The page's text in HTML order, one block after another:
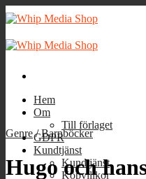
Skip
to
Hem
Om
Till förlaget
GDPR
Kundtjänst
Kundtjänst
Köpvillkor
Genre / Barnböcker
Hugo och